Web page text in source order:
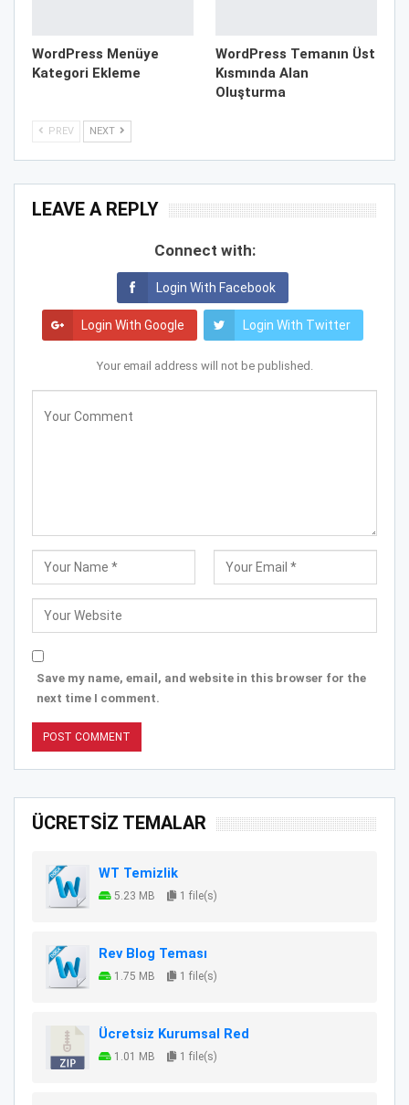
WordPress Menüye
Kategori Ekleme
WordPress Temanın Üst
Kısmında Alan
Oluşturma
PREV NEXT
LEAVE A REPLY
Connect with:
Login With Facebook
Login With Google Login With Twitter
Your email address will not be published.
Save my name, email, and website in this browser for the
next time I comment.
ÜCRETSİZ TEMALAR
WT Temizlik
5.23 MB 1 file(s)
Rev Blog Teması
1.75 MB 1 file(s)
Ücretsiz Kurumsal Red
1.01 MB 1 file(s)